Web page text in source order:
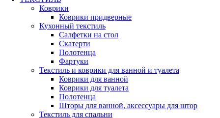
Коврики
Коврики придверные
Кухонный текстиль
Салфетки на стол
Скатерти
Полотенца
Фартуки
Текстиль и коврики для ванной и туалета
Коврики для ванной
Коврики для туалета
Полотенца
Шторы для ванной, аксессуары для штор
Текстиль для спальни